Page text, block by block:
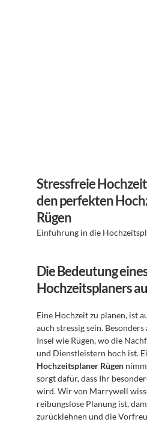
Stressfreie
den perfekten
Rügen
Einführung in die
Die Bedeutung
Hochzeitsplaners
Eine Hochzeit zu planen, ist
auch stressig sein.
Insel wie Rügen, wo die
Hochzeitsplaner Rügen
sorgt dafür, dass Ihr
wird. Wir von Marrywell
reibungslose Planung ist,
zurücklehnen und die